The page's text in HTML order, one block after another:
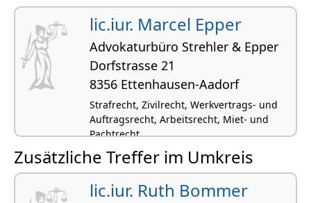
lic.iur. Marcel Epper
Advokaturbüro Strehler & Epper
Dorfstrasse 21
8356 Ettenhausen-Aadorf
Strafrecht, Zivilrecht, Werkvertrags- und
Auftragsrecht, Arbeitsrecht, Miet- und
Pachtrecht
Zusätzliche Treffer im Umkreis
lic.iur. Ruth Bommer